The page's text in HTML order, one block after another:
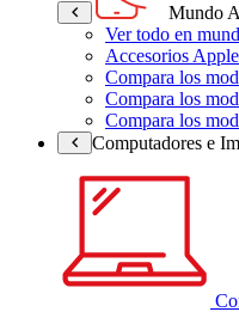
Mundo
Ver todo en
Accesorios Apple
Compara los
Compara los
Compara los
Computadores e